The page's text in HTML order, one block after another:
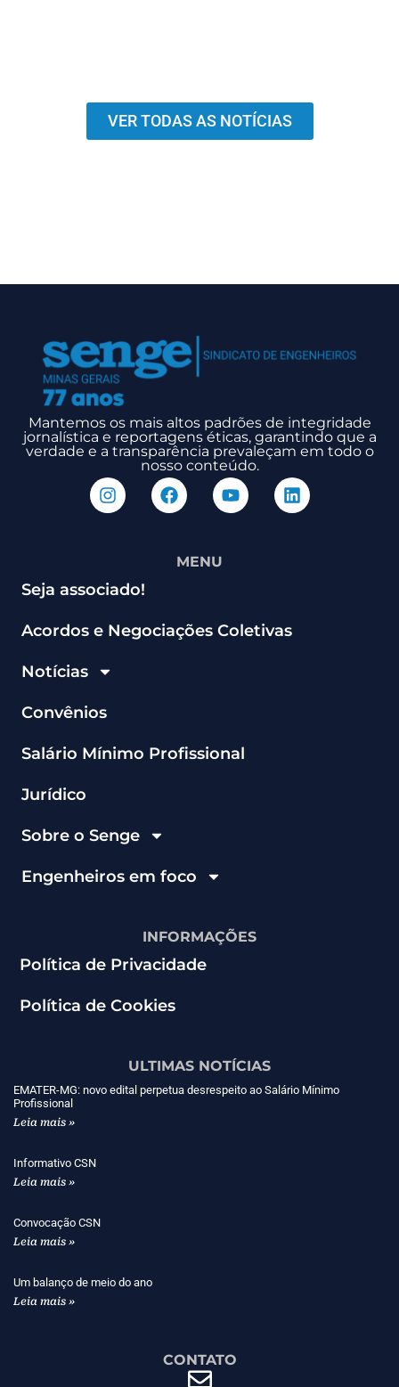
VER TODAS AS NOTÍCIAS
Mantemos os mais altos padrões de integridade
jornalística e reportagens éticas, garantindo que a
verdade e a transparência prevaleçam em todo o
nosso conteúdo.
MENU
Seja associado!
Acordos e Negociações Coletivas
Notícias
Convênios
Salário Mínimo Profissional
Jurídico
Sobre o Senge
Engenheiros em foco
INFORMAÇÕES
Política de Privacidade
Política de Cookies
ULTIMAS NOTÍCIAS
EMATER-MG: novo edital perpetua desrespeito ao Salário Mínimo
Profissional
Leia mais »
Informativo CSN
Leia mais »
Convocação CSN
Leia mais »
Um balanço de meio do ano
Leia mais »
CONTATO